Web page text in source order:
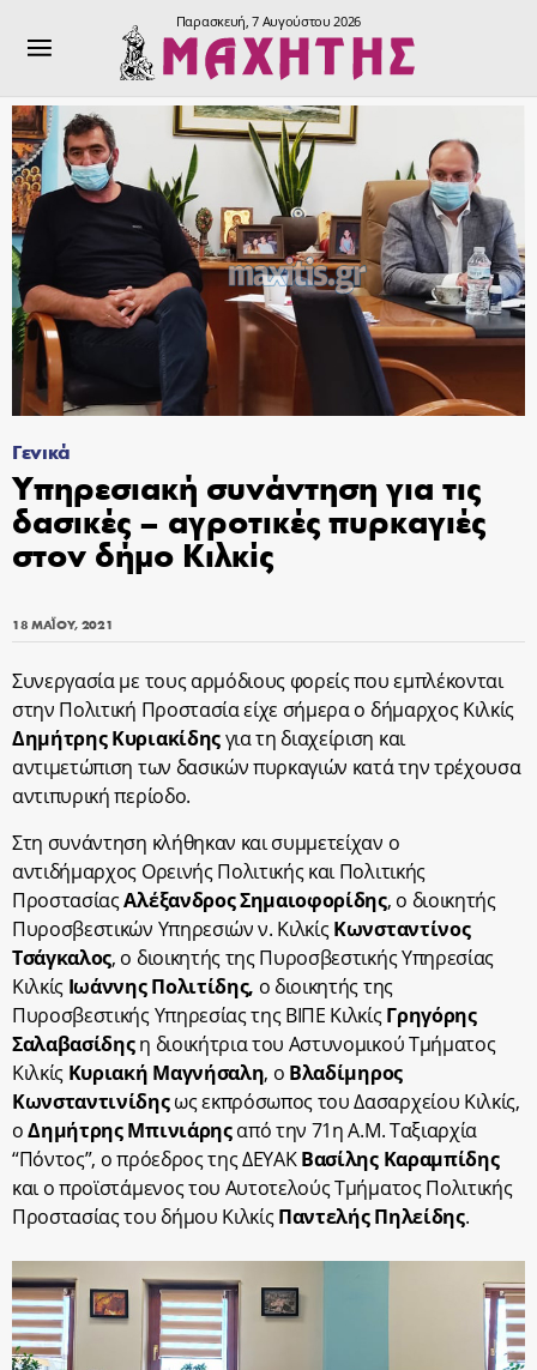
Παρασκευή, 7 Αυγούστου 2026
Γενικά
Υπηρεσιακή συνάντηση για τις
δασικές – αγροτικές πυρκαγιές
στον δήμο Κιλκίς
18 ΜΑΪ́ΟΥ, 2021
Συνεργασία με τους αρμόδιους φορείς που εμπλέκονται
στην Πολιτική Προστασία είχε σήμερα ο δήμαρχος Κιλκίς
Δημήτρης Κυριακίδηςγια τη διαχείριση και
αντιμετώπιση των δασικών πυρκαγιών κατά την τρέχουσα
αντιπυρική περίοδο.
Στη συνάντηση κλήθηκαν και συμμετείχαν ο
αντιδήμαρχος Ορεινής Πολιτικής και Πολιτικής
ΠροστασίαςΑλέξανδρος Σημαιοφορίδης, ο διοικητής
Πυροσβεστικών Υπηρεσιών ν. ΚιλκίςΚωνσταντίνος
Τσάγκαλος, ο διοικητής της Πυροσβεστικής Υπηρεσίας
Κιλκίς Ιωάννης Πολιτίδης, ο διοικητής της
Πυροσβεστικής Υπηρεσίας της ΒΙΠΕ ΚιλκίςΓρηγόρης
Σαλαβασίδηςη διοικήτρια του Αστυνομικού Τμήματος
Κιλκίς Κυριακή Μαγνήσαλη, ο Βλαδίμηρος
Κωνσταντινίδηςως εκπρόσωπος του Δασαρχείου Κιλκίς,
οΔημήτρης Μπινιάρηςαπό την 71η Α.Μ. Ταξιαρχία
“Πόντος”, ο πρόεδρος της ΔΕΥΑΚΒασίλης Καραμπίδης
και ο προϊστάμενος του Αυτοτελούς Τμήματος Πολιτικής
Προστασίας του δήμου ΚιλκίςΠαντελής Πηλείδης.